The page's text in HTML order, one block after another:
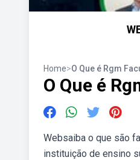
Home>O Que é Rgm
O Que é
Websaiba o que são
instituição de ensino